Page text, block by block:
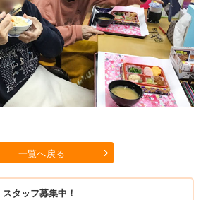
一覧へ戻る
スタッフ募集中！